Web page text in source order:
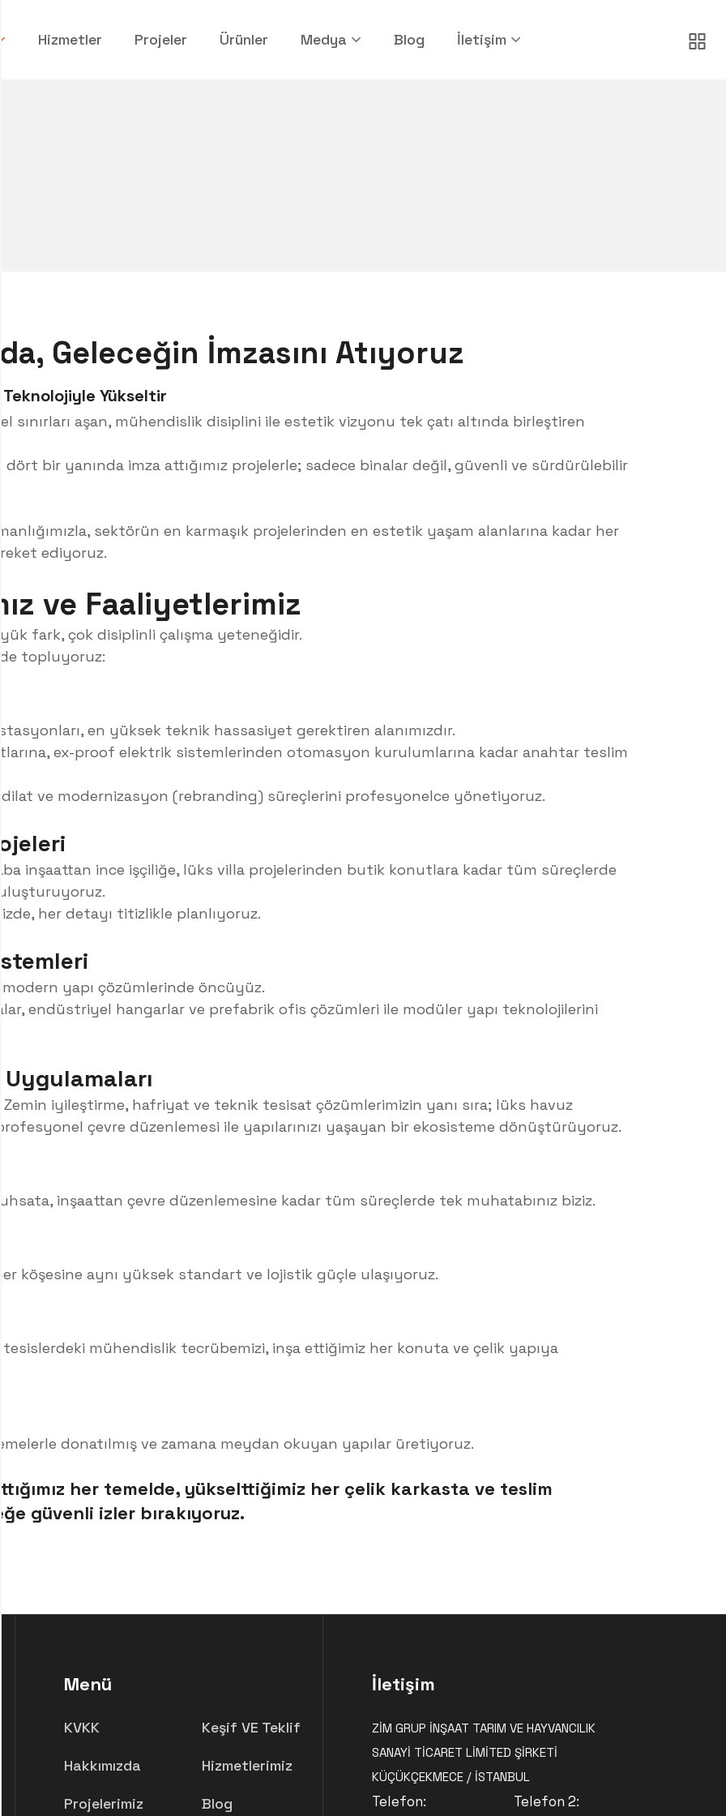
Hizmetler Projeler Ürünler Medya Blog İletişim
Geleceğin İmzasını Atıyoruz
Teknolojiyle Yükseltir
sınırları aşan, mühendislik disiplini ile estetik vizyonu tek çatı altında birleştiren
bir yanında imza attığımız projelerle; sadece binalar değil, güvenli ve sürdürülebilir
sektörün en karmaşık projelerinden en estetik yaşam alanlarına kadar her
ediyoruz.
ve Faaliyetlerimiz
fark, çok disiplinli çalışma yeteneğidir.
topluyoruz:
en yüksek teknik hassasiyet gerektiren alanımızdır.
ex-proof elektrik sistemlerinden otomasyon kurulumlarına kadar anahtar teslim
ve modernizasyon (rebranding) süreçlerini profesyonelce yönetiyoruz.
inşaattan ince işçiliğe, lüks villa projelerinden butik konutlara kadar tüm süreçlerde
her detayı titizlikle planlıyoruz.
modern yapı çözümlerinde öncüyüz.
endüstriyel hangarlar ve prefabrik ofis çözümleri ile modüler yapı teknolojilerini
Uygulamaları
Zemin iyileştirme, hafriyat ve teknik tesisat çözümlerimizin yanı sıra; lüks havuz
çevre düzenlemesi ile yapılarınızı yaşayan bir ekosisteme dönüştürüyoruz.
inşaattan çevre düzenlemesine kadar tüm süreçlerde tek muhatabınız biziz.
her köşesine aynı yüksek standart ve lojistik güçle ulaşıyoruz.
mühendislik tecrübemizi, inşa ettiğimiz her konuta ve çelik yapıya
donatılmış ve zamana meydan okuyan yapılar üretiyoruz.
her temelde, yükselttiğimiz her çelik karkasta ve teslim
güvenli izler bırakıyoruz.
Menü
KVKK Keşif VE Teklif
Hakkımızda Hizmetlerimiz
Projelerimiz Blog
İletişim
ZİM GRUP İNŞAAT TARIM VE HAYVANCILIK
SANAYİ TİCARET LİMİTED ŞİRKETİ
KÜÇÜKÇEKMECE / İSTANBUL
Telefon: Telefon 2: